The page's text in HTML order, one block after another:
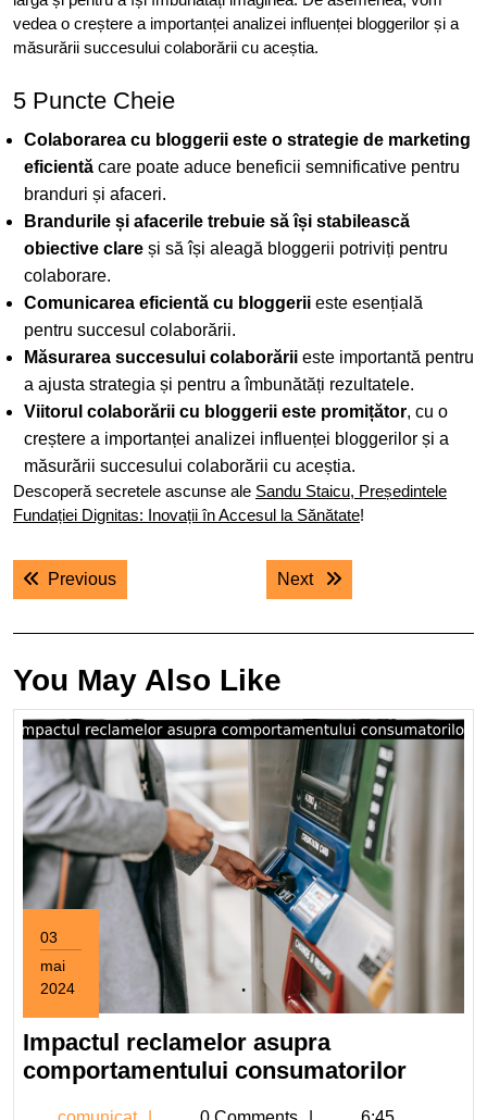
vedea o creștere a importanței analizei influenței bloggerilor și a
măsurării succesului colaborării cu aceștia.
5 Puncte Cheie
Colaborarea cu bloggerii este o strategie de marketing
eficientă care poate aduce beneficii semnificative pentru
branduri și afaceri.
Brandurile și afacerile trebuie să își stabilească
obiective clare și să își aleagă bloggerii potriviți pentru
colaborare.
Comunicarea eficientă cu bloggerii este esențială
pentru succesul colaborării.
Măsurarea succesului colaborării este importantă pentru
a ajusta strategia și pentru a îmbunătăți rezultatele.
Viitorul colaborării cu bloggerii este promițător, cu o
creștere a importanței analizei influenței bloggerilor și a
măsurării succesului colaborării cu aceștia.
Descoperă secretele ascunse ale Sandu Staicu, Președintele
Fundației Dignitas: Inovații în Accesul la Sănătate!
Navigare
în
PreviousPrevious post: Next Next post:
You May Also Like
03
mai
2024
mai
2024
Impactul reclamelor asupra
comportamentului consumatorilor